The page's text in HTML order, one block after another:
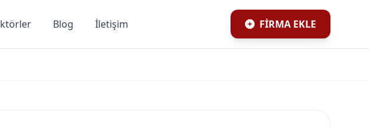
Blog İletişim FİRMA EKLE